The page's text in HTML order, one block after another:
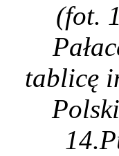
(fot.
tablicę